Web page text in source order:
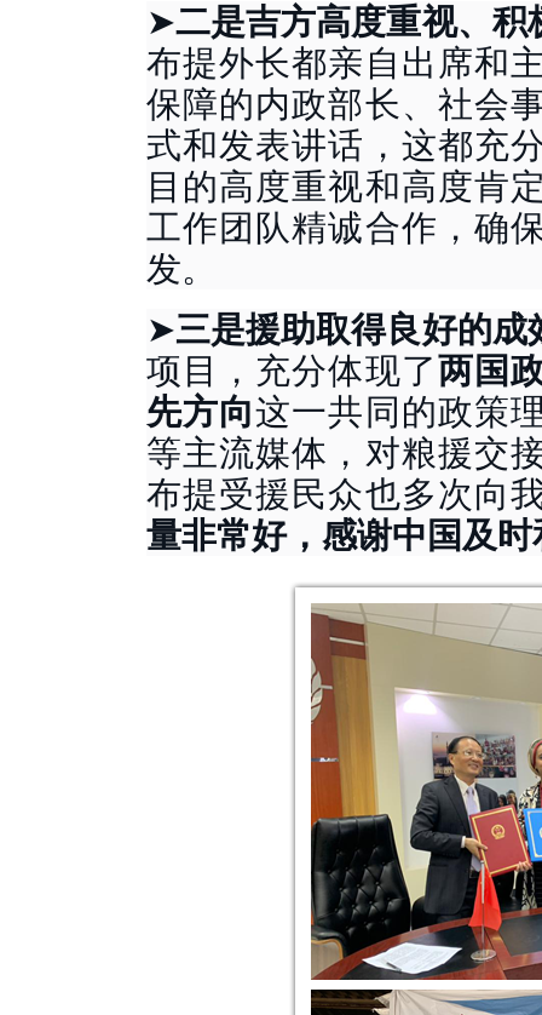
➤二是吉方高度重视、积
布提外长都亲自出席和
保障的内政部长、社会
式和发表讲话，这都充
目的高度重视和高度肯
工作团队精诚合作，确
发。
➤三是援助取得良好的成
项目，充分体现了两国
先方向这一共同的政策
等主流媒体，对粮援交
布提受援民众也多次向
量非常好，感谢中国及